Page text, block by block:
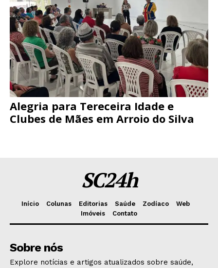
Alegria para Tereceira Idade e
Clubes de Mães em Arroio do Silva
SC24h
Início Colunas Editorias Saúde Zodíaco
Web
Imóveis
Contato
Sobre nós
Explore notícias e artigos atualizados sobre saúde,